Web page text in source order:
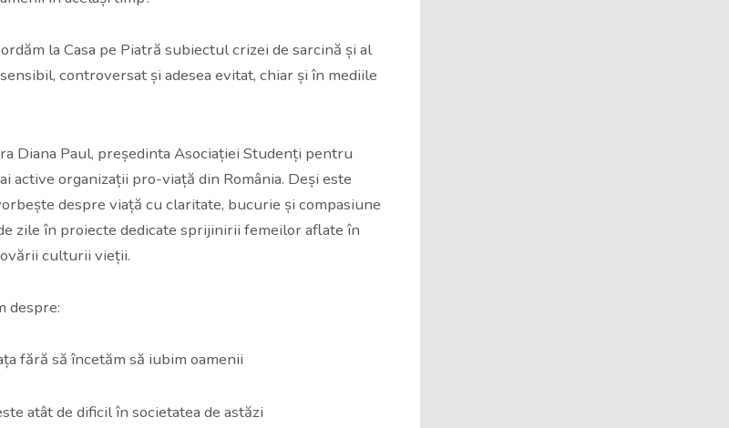
la Casa pe Piatră subiectul crizei de sarcină și al
controversat și adesea evitat, chiar și în mediile
Diana Paul, președinta Asociației Studenți pentru
active organizații pro-viață din România. Deși este
despre viață cu claritate, bucurie și compasiune
zile în proiecte dedicate sprijinirii femeilor aflate în
culturii vieții.
despre:
fără să încetăm să iubim oamenii
atât de dificil în societatea de astăzi